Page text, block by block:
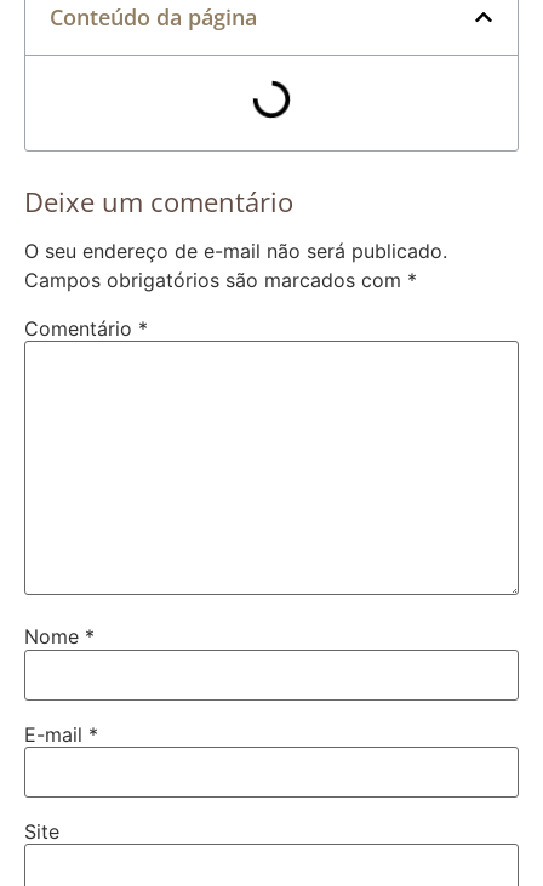
Conteúdo da página
Deixe um comentário
O seu endereço de e-mail não será publicado.
Campos obrigatórios são marcados com *
Comentário *
Nome *
E-mail *
Site